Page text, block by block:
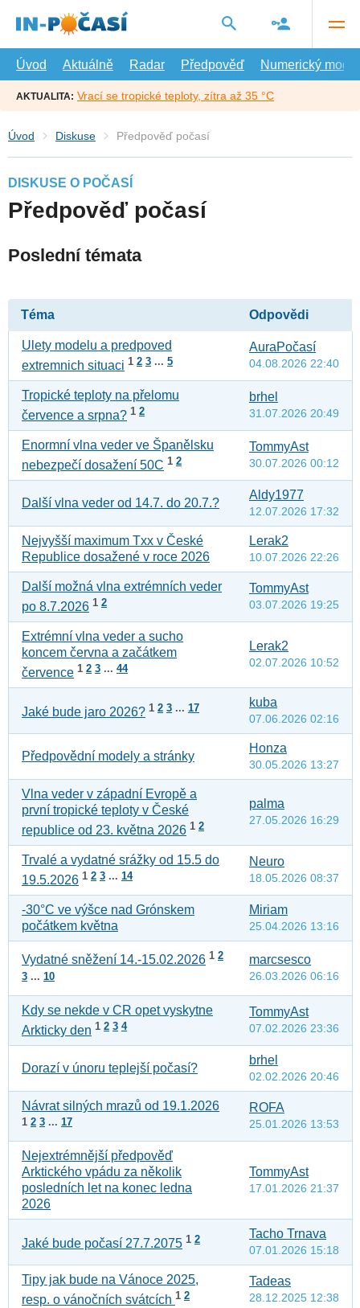
hlavní
Úvod
Aktuálně Radar Předpověď Numerický model
AKTUALITA: Vrací se tropické teploty, zítra až 35 °C
Úvod Diskuse Předpověď počasí
DISKUSE O POČASÍ
Předpověď počasí
Poslední témata
Téma Odpovědi
Ulety modelu a predpoved
extremnich situaci 1 2 3 ... 5
AuraPočasí
04.08.2026 22:40
Tropické teploty na přelomu
července a srpna? 1 2
brhel
31.07.2026 20:49
Enormní vlna veder ve Španělsku
nebezpečí dosažení 50C 1 2
TommyAst
30.07.2026 00:12
Další vlna veder od 14.7. do 20.7.?
Aldy1977
12.07.2026 17:32
Nejvyšší maximum Txx v České
Republice dosažené v roce 2026
Lerak2
10.07.2026 22:26
Další možná vlna extrémních veder
po 8.7.2026 1 2
TommyAst
03.07.2026 19:25
Extrémní vlna veder a sucho
koncem června a začátkem
července 1 2 3 ... 44
Lerak2
02.07.2026 10:52
Jaké bude jaro 2026? 1 2 3 ... 17 kuba
07.06.2026 02:16
Předpovědní modely a stránky
Honza
30.05.2026 13:27
Vlna veder v západní Evropě a
první tropické teploty v České
republice od 23. května 2026 1 2
palma
27.05.2026 16:29
Trvalé a vydatné srážky od 15.5 do
19.5.2026 1 2 3 ... 14
Neuro
18.05.2026 08:37
-30°C ve výšce nad Grónskem
počátkem května
Miriam
25.04.2026 13:16
Vydatné sněžení 14.-15.02.2026 1 2
3 ... 10
marcsesco
26.03.2026 06:16
Kdy se nekde v CR opet vyskytne
Arkticky den 1 2 3 4
TommyAst
07.02.2026 23:36
Dorazí v únoru teplejší počasí?
brhel
02.02.2026 20:46
Návrat silných mrazů od 19.1.2026
1 2 3 ... 17
ROFA
25.01.2026 13:53
Nejextrémnější předpověď
Arktického vpádu za několik
posledních let na konec ledna
2026
TommyAst
17.01.2026 21:37
Jaké bude počasí 27.7.2075 1 2 Tacho Trnava
07.01.2026 15:18
Tipy jak bude na Vánoce 2025,
resp. o vánočních svátcích 1 2
Tadeas
28.12.2025 12:38